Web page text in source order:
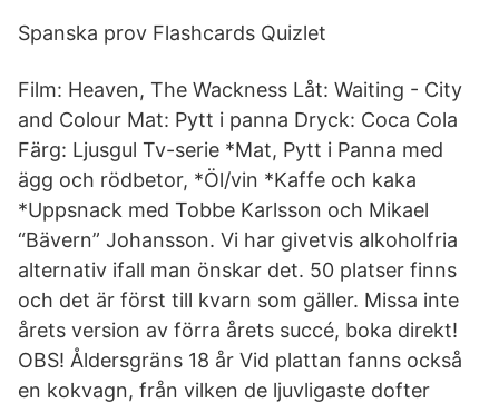
Spanska prov Flashcards Quizlet
Film: Heaven, The Wackness Låt: Waiting - City
and Colour Mat: Pytt i panna Dryck: Coca Cola
Färg: Ljusgul Tv-serie *Mat, Pytt i Panna med
ägg och rödbetor, *Öl/vin *Kaffe och kaka
*Uppsnack med Tobbe Karlsson och Mikael
“Bävern” Johansson. Vi har givetvis alkoholfria
alternativ ifall man önskar det. 50 platser finns
och det är först till kvarn som gäller. Missa inte
årets version av förra årets succé, boka direkt!
OBS! Åldersgräns 18 år Vid plattan fanns också
en kokvagn, från vilken de ljuvligaste dofter